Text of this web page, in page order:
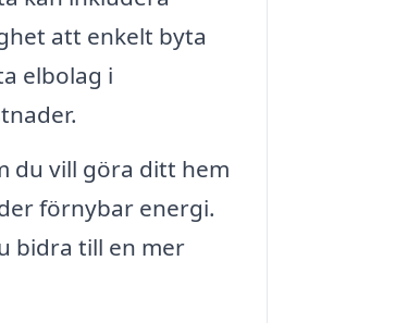
att enkelt byta
elbolag i
du vill göra ditt hem
förnybar energi.
bidra till en mer